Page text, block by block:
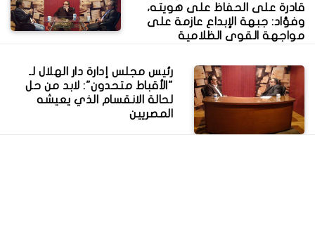
قادرة على الحفاظ على هويته،
وفؤاد: جبهة الإبداع عازمة على
مواجهة القوى الظلامية
رئيس مجلس إدارة دار الهلال لـ
"الأقباط متحدون": لابد من حل
لحالة الانقسام الذي يعيشه
المصريين